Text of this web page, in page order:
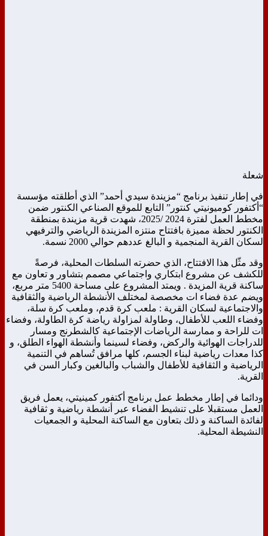
شعلة
في إطار تنفيذ برنامج “مزيندة سيدي أحمد” الذي أطلقته مؤسسة
“أكتفور كوميونيتي كنتور” التابع للموقع الصناعي الكنتور ضمن
مخطط العمل لفترة 2024 /2025، شهدت قرية مزيندة بمنطقة
الكنتور لحظة مميزة بافتتاح منتزه المزيندة الرياضي والترفيهي
لسكان القرية المنجمية و البالغ عددهم حوالي 2000 نسمة.
وقد مثّل هذا الافتتاح، الذي حضرته السلطات المحلية، فرصةً
للكشف عن مشروع ابتكاري واجتماعي مصمم بتشاور و تعاون مع
ساكنة قرية المزيدة . ويمتد المشروع على مساحة 5400 متر مربع،
ويضم عدة فضاء ات مخصصة لمختلف الأنشطة الرياضية والثقافية
والاجتماعية لسكان القرية : ملعب كرة قدم، وملعب كرة سلة،
وفضاء اللعب للأطفال، وطاولة لمزاولة رياضة كرة الطاولة، وفضاء
ات للراحة و ممارسة الرياضات الإجتماعية كالشطرنج ومسار
للدراجات الهوائية والركض، وفضاء لسينما وأنشطة الهواء الطلق، و
كذا معدات رياضية لبناء الجسم، كلها مرافق تُساهم في التنمية
الرياضية و الثقافية للأطفال والشباب والبالغين وكبار السن في
القرية.
ودائما في إطار مخطط عمل برنامج أكتفور كمينيتي، يعمل فريق
العمل مستقبلا على تنشيط الفضاء عبر أنشطة رياضية و ثقافية
لفائدة الساكنة و ذلك بتعاون مع الساكنة المحلية و الجمعيات
النشيطة المحلية.